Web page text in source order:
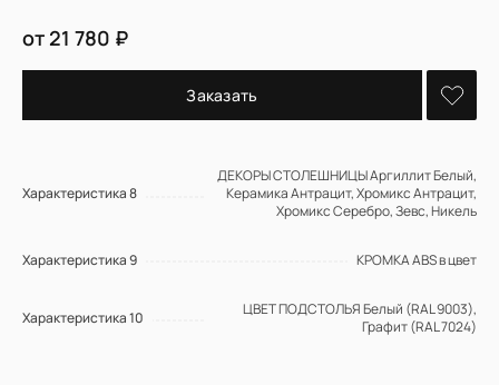
от 21 780 ₽
Заказать
Характеристика 8
ДЕКОРЫ СТОЛЕШНИЦЫ Аргиллит Белый,
Керамика Антрацит, Хромикс Антрацит,
Хромикс Серебро, Зевс, Никель
Характеристика 9 КРОМКА ABS в цвет
Характеристика 10
ЦВЕТ ПОДСТОЛЬЯ Белый (RAL 9003),
Графит (RAL 7024)